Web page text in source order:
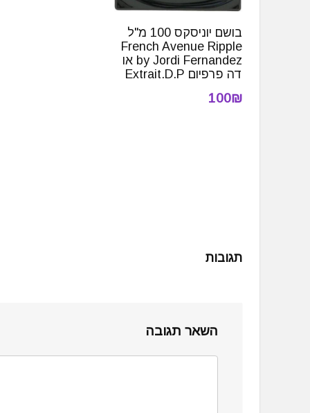
בושם יוניסקס 100 מ"ל
French Avenue Ripple
by Jordi Fernandez או
דה פרפיום Extrait.D.P
100₪
תגובות
השאר תגובה